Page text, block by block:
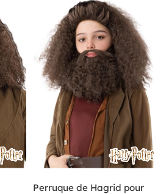
Perruque de Hagrid pour